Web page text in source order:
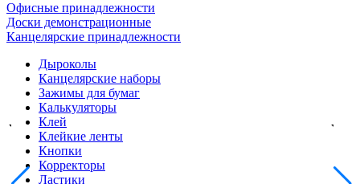
Офисные принадлежности
Доски демонстрационные
Канцелярские принадлежности
Дыроколы
Канцелярские наборы
Зажимы для бумаг
Калькуляторы
Клей
Клейкие ленты
Кнопки
Корректоры
Ластики